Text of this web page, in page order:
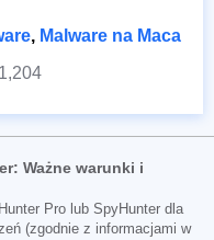
, Malware na Maca
Ważne warunki i
Pro lub SpyHunter dla
(zgodnie z informacjami w